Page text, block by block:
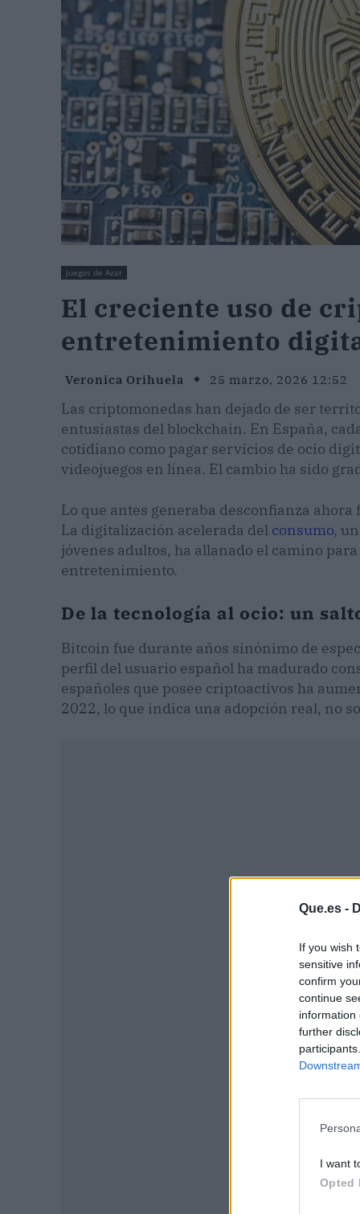
Que.es -
If you wish
sensitive
confirm
continue
information
further
I want
Opted
Juegos de Azar
El creciente uso de
entretenimiento
Veronica Orihuela 25 marzo, 2026 12:52
Las criptomonedas han dejado de ser
entusiastas del blockchain. En España,
cotidiano como pagar servicios de ocio
videojuegos en línea. El cambio ha sido
Lo que antes generaba desconfianza
La digitalización acelerada del consumo,
jóvenes adultos, ha allanado el camino
entretenimiento.
De la tecnología al ocio: un
Bitcoin fue durante años sinónimo de
perfil del usuario español ha madurado
españoles que posee criptoactivos ha
2022, lo que indica una adopción real, no